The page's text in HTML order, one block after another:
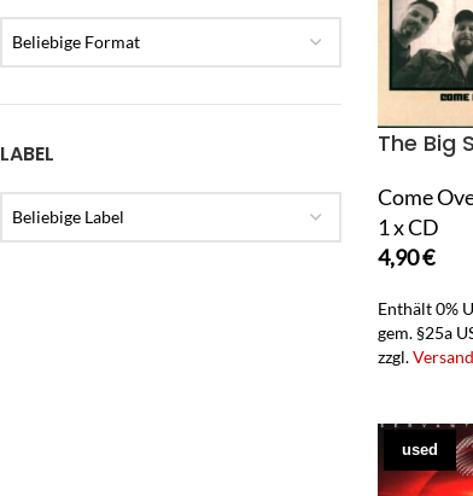
Beliebige Format
LABEL
Beliebige Label
The Big
Come
1 x CD
4,90€
Enthält 0%
gem. §25a
zzgl.Versand
used